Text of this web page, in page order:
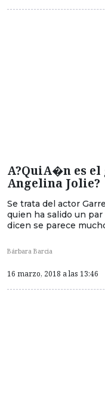
A?QuiA�n es
Angelina Jolie?
Se trata del actor
quien ha salido un
dicen se parece
Bárbara Barcia
16 marzo, 2018 a las 13:46